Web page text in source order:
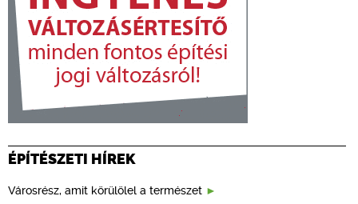
ÉPÍTÉSZETI HÍREK
Városrész, amit körülölel a természet